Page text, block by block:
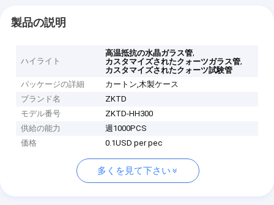
製品の説明
ハイライト
高温抵抗の水晶ガラス管,
カスタマイズされたクォーツガラス管,
カスタマイズされたクォーツ試験管
パッケージの詳細
カートン,木製ケース
ブランド名
ZKTD
モデル番号
ZKTD-HH300
供給の能力
週1000PCS
価格
0.1USD per pec
多くを見て下さい